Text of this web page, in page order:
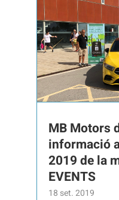
MB Motors
informació
2019 de la
EVENTS
18 set. 2019